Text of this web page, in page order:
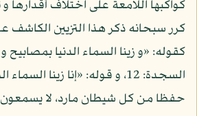
كواكبها اللامعة على اختلاف أقدارها
كرر سبحانه ذكر هذا التزيين الكاشف
كقوله: «و زينا السماء الدنيا
السجدة: 12، و قوله: «إنا زينا
حفظا من كل شيطان مارد، لا يسمعون